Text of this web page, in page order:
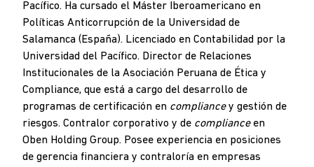
Pacífico. Ha cursado el Máster Iberoamericano en
Políticas Anticorrupción de la Universidad de
Salamanca (España). Licenciado en Contabilidad por la
Universidad del Pacífico. Director de Relaciones
Institucionales de la Asociación Peruana de Ética y
Compliance, que está a cargo del desarrollo de
programas de certificación en compliancey gestión de
riesgos. Contralor corporativo y de compliance en
Oben Holding Group. Posee experiencia en posiciones
de gerencia financiera y contraloría en empresas